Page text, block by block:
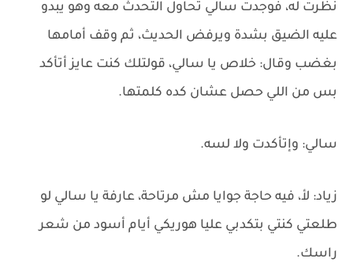
نظرت له، فوجدت سالي تحاول التحدث معه وهو يبدو
عليه الضيق بشدة ويرفض الحديث، ثم وقف أمامها
بغضب وقال: خلاص يا سالي، قولتلك كنت عايز أتأكد
بس من اللي حصل عشان كده كلمتها.
سالي: وإتأكدت ولا لسه.
زياد: لأ، فيه حاجة جوايا مش مرتاحة، عارفة يا سالي لو
طلعتي كنتي بتكدبي عليا هوريكي أيام أسود من شعر
راسك.